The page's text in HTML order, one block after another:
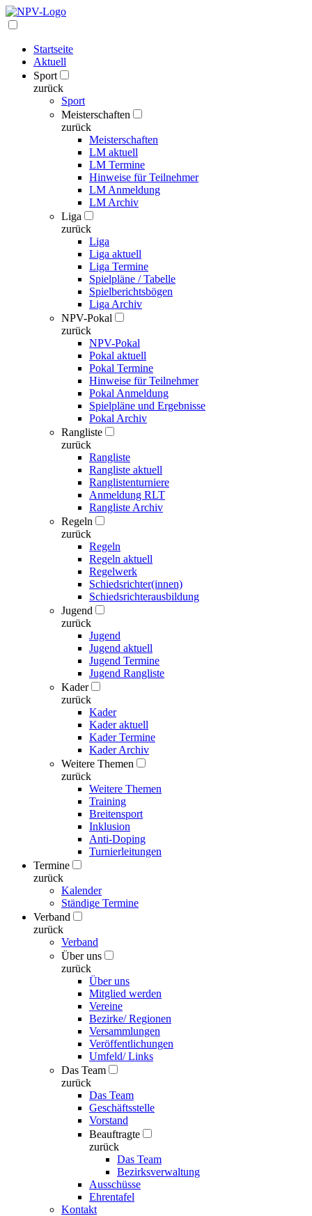
Startseite
Aktuell
Sport
zurück
Sport
Meisterschaften
zurück
Meisterschaften
LM aktuell
LM Termine
Hinweise für Teilnehmer
LM Anmeldung
LM Archiv
Liga
zurück
Liga
Liga aktuell
Liga Termine
Spielpläne / Tabelle
Spielberichtsbögen
Liga Archiv
NPV-Pokal
zurück
NPV-Pokal
Pokal aktuell
Pokal Termine
Hinweise für Teilnehmer
Pokal Anmeldung
Spielpläne und Ergebnisse
Pokal Archiv
Rangliste
zurück
Rangliste
Rangliste aktuell
Ranglistenturniere
Anmeldung RLT
Rangliste Archiv
Regeln
zurück
Regeln
Regeln aktuell
Regelwerk
Schiedsrichter(innen)
Schiedsrichterausbildung
Jugend
zurück
Jugend
Jugend aktuell
Jugend Termine
Jugend Rangliste
Kader
zurück
Kader
Kader aktuell
Kader Termine
Kader Archiv
Weitere Themen
zurück
Weitere Themen
Training
Breitensport
Inklusion
Anti-Doping
Turnierleitungen
Termine
zurück
Kalender
Ständige Termine
Verband
zurück
Verband
Über uns
zurück
Über uns
Mitglied werden
Vereine
Bezirke/ Regionen
Versammlungen
Veröffentlichungen
Umfeld/ Links
Das Team
zurück
Das Team
Geschäftsstelle
Vorstand
Beauftragte
zurück
Das Team
Bezirksverwaltung
Ausschüsse
Ehrentafel
Kontakt